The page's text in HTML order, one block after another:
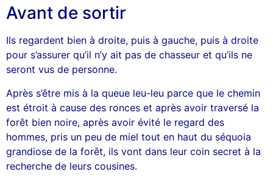
Avant de sortir
Ils regardent bien à droite, puis à gauche, puis à droite
pour s’assurer qu’il n’y ait pas de chasseur et qu’ils ne
seront vus de personne.
Après s’être mis à la queue leu-leu parce que le chemin
est étroit à cause des ronces et après avoir traversé la
forêt bien noire, après avoir évité le regard des
hommes, pris un peu de miel tout en haut du séquoia
grandiose de la forêt, ils vont dans leur coin secret à la
recherche de leurs cousines.